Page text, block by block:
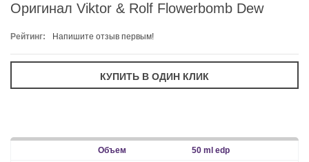
Оригинал Viktor & Rolf Flowerbomb Dew
Рейтинг: Напишите отзыв первым!
50 ml edp